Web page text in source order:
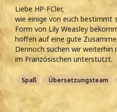
Liebe HP-FCler,
wie einige von euch bestimmt
Form von Lily Weasley
hoffen auf eine gute
Dennoch suchen wir weiterhin
im Französischen unterstützt.
Spaß Übersetzungsteam